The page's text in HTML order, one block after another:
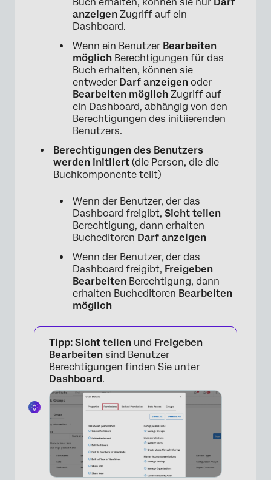
anzeigen Zugriff auf ein
Dashboard.
Wenn ein Benutzer Bearbeiten
möglich Berechtigungen für das
Buch erhalten, können sie
entweder Darf anzeigen oder
Bearbeiten möglich Zugriff auf
ein Dashboard, abhängig von den
Berechtigungen des initiierenden
Benutzers.
Berechtigungen des Benutzers
werden initiiert (die Person, die die
Buchkomponente teilt)
Wenn der Benutzer, der das
Dashboard freigibt, Sicht teilen
Berechtigung, dann erhalten
Bucheditoren Darf anzeigen
Wenn der Benutzer, der das
Dashboard freigibt, Freigeben
Bearbeiten Berechtigung, dann
erhalten Bucheditoren Bearbeiten
möglich
Tipp: Sicht teilen und Freigeben
Bearbeiten sind Benutzer
Berechtigungen finden Sie unter
Dashboard.